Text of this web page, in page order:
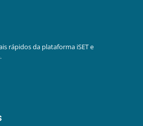
rápidos da plataforma iSET e